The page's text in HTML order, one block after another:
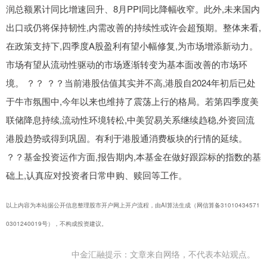
润总额累计同比增速回升、8月PPI同比降幅收窄。此外,未来国内
出口或仍将保持韧性,内需改善的持续性或许会超预期。整体来看,
在政策支持下,四季度A股盈利有望小幅修复,为市场增添新动力。
市场有望从流动性驱动的市场逐渐转变为基本面改善的市场环
境。 ？？ ？？当前港股估值其实并不高,港股自2024年初后已处
于牛市氛围中,今年以来也维持了震荡上行的格局。若第四季度美
联储降息持续,流动性环境转松,中美贸易关系继续趋稳,外资回流
港股趋势或得到巩固。有利于港股通消费板块的行情的延续。
？？基金投资运作方面,报告期内,本基金在做好跟踪标的指数的基
础上,认真应对投资者日常申购、赎回等工作。
以上内容为本站据公开信息整理股市开户网上开户流程，由AI算法生成（网信算备31010434571
0301240019号），不构成投资建议。
中金汇融提示：文章来自网络，不代表本站观点。